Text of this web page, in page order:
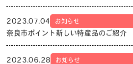
2023.07.04 お知らせ
奈良市ポイント新しい特産品のご紹介
2023.06.28 お知らせ